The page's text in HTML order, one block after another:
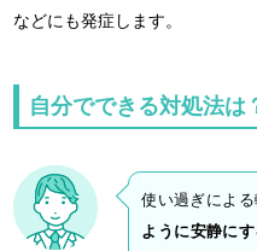
などにも発症します。
自分でできる対処法は
使い過ぎによ
ように安静にす